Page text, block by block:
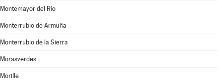
Montemayor del Río
Monterrubio de Armuña
Monterrubio de la Sierra
Morasverdes
Morille